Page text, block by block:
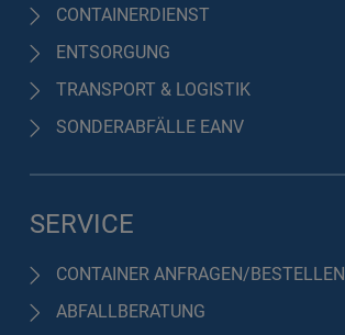
CONTAINERDIENST
ENTSORGUNG
TRANSPORT & LOGISTIK
SONDERABFÄLLE EANV
SERVICE
CONTAINER ANFRAGEN/BESTELLEN
ABFALLBERATUNG